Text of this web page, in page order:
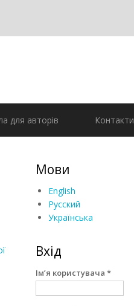
для авторів Контакти
Мови
English
Русский
Українська
Вхід
Ім’я користувача *